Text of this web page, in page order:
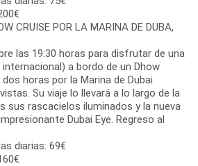
CRUISE POR LA MARINA DE DUBA,
las 19:30 horas para disfrutar de una
a bordo de un Dhow
horas por la Marina de Dubai
Su viaje lo llevará a lo largo de la
sus rascacielos iluminados y la nueva
Dubai Eye. Regreso al
diarias: 69€